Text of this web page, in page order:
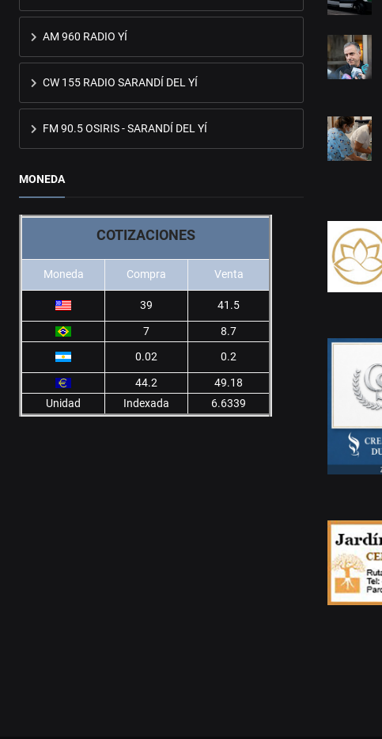
AM 960 RADIO YÍ
CW 155 RADIO SARANDÍ DEL YÍ
FM 90.5 OSIRIS - SARANDÍ DEL YÍ
MONEDA
COTIZACIONES
Moneda Compra Venta
39 41.5
7
8.7
0.02
0.2
44.2
49.18
Unidad
Indexada 6.6339